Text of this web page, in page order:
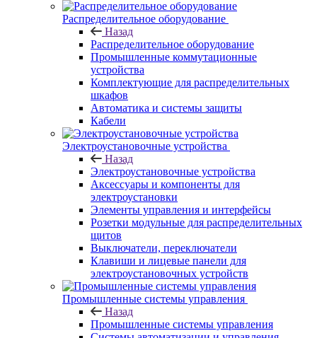
Распределительное оборудование
Назад
Распределительное оборудование
Промышленные коммутационные
устройства
Комплектующие для распределительных
шкафов
Автоматика и системы защиты
Кабели
Электроустановочные устройства
Назад
Электроустановочные устройства
Аксессуары и компоненты для
электроустановки
Элементы управления и интерфейсы
Розетки модульные для распределительных
щитов
Выключатели, переключатели
Клавиши и лицевые панели для
электроустановочных устройств
Промышленные системы управления
Назад
Промышленные системы управления